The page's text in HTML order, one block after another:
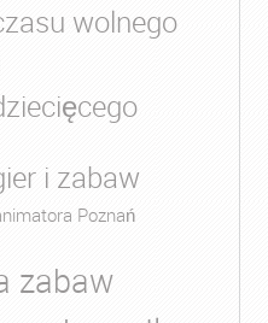
wolnego
i zabaw
Poznań
zabaw